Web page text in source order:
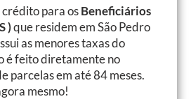
crédito para osBeneficiários
)que residem em São Pedro
as menores taxas do
é feito diretamente no
parcelas em até 84 meses.
mesmo!